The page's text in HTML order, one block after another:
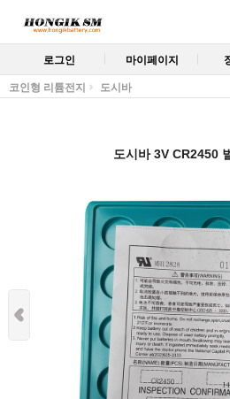
로그인 마이페이지
코인형 리튬전지 도시바
도시바 3V CR2450